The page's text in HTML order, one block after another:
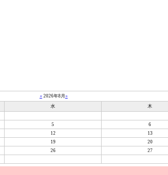
« 2026年8月 »
水 木
5 6
12 13
19 20
26 27